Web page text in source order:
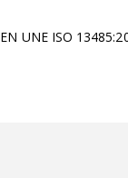
UNE ISO